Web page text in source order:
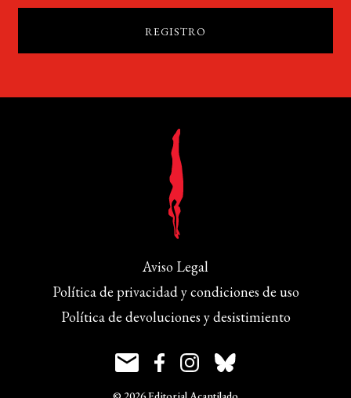
Aviso Legal
Política de privacidad y condiciones de uso
Política de devoluciones y desistimiento